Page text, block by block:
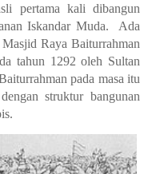
pertama kali dibangun
Iskandar Muda. Ada
Raya Baiturrahman
tahun 1292 oleh Sultan
pada masa itu
struktur bangunan